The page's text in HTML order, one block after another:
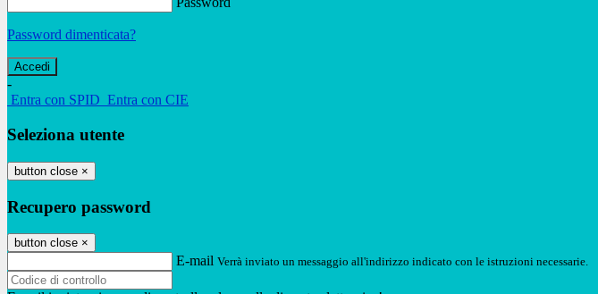
Password dimenticata?
-
Entra con SPID Entra con CIE
Seleziona utente
button close ×
Recupero password
button close ×
E-mail Verrà inviato un messaggio all'indirizzo indicato con le istruzioni necessarie.